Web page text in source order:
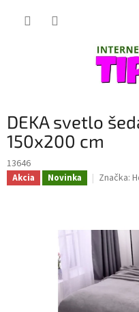
DEKA svetlo
150x200 cm
13646
Akcia Novinka Značka: